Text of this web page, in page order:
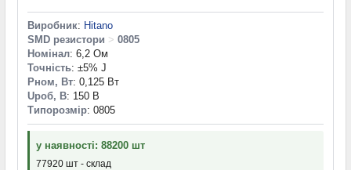
Виробник: Hitano
SMD резистори > 0805
Номінал: 6,2 Ом
Точність: ±5% J
Pном, Вт: 0,125 Вт
Uроб, В: 150 В
Типорозмір: 0805
у наявності: 88200 шт
77920 шт - склад